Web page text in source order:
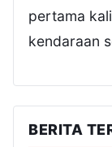
pertama
kendaraan
BERITA